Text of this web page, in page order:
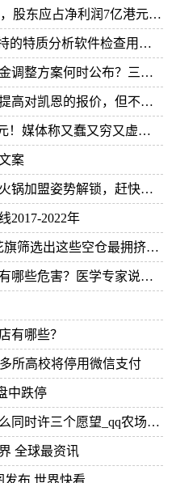
润7亿港元，同比减少7.9%-世界最新
质分析软件检查用户背景
布？三亚的退休养老金如何计算？
恩的报价，但不会超过1亿欧
又穷又虚荣 但依然被疯抢 世界最新
案
势解锁，赶快行动！ 世界播报
2017-2022年
这些空仓最拥挤的美股 当前看点
？医学专家说出实情 天天新视野
有哪些？
所高校将停用微信支付
中跌停
许三个愿望_qq农场许愿树
全球最资讯
发布 世界快看